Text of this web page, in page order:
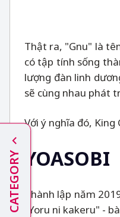
Thật ra, "Gnu" là
có tập tính sống
lượng đàn linh
sẽ cùng nhau phát
Với ý nghĩa đó,
YOASOBI
Thành lập năm
"Yoru ni kakeru" -
CATEGORY